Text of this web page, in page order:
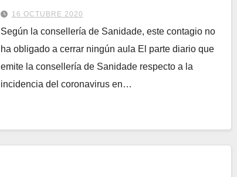
16 OCTUBRE 2020
Según la consellería de Sanidade, este contagio no
ha obligado a cerrar ningún aula El parte diario que
emite la consellería de Sanidade respecto a la
incidencia del coronavirus en…